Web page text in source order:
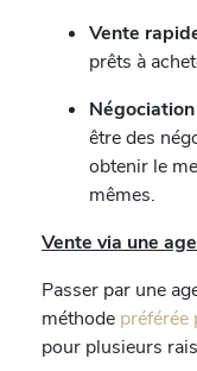
Vente
prêts à
être des
obtenir le
mêmes.
Vente via une
Passer par une
méthode préférée
pour plusieurs